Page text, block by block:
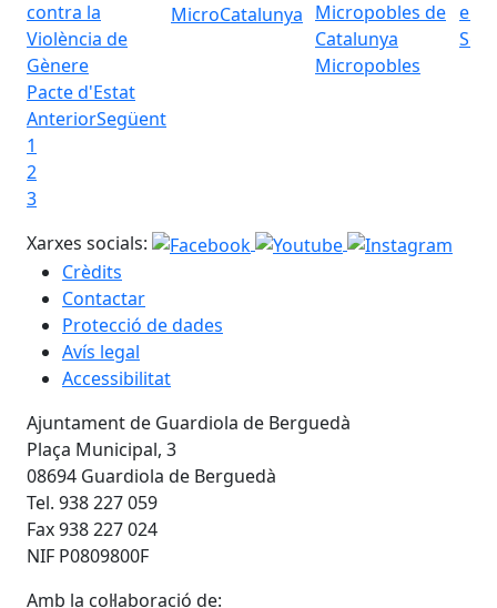
Pacte d'Estat
MicroCatalunya
Micropobles
Seu
AnteriorSegüent
1
2
3
Xarxes socials:
Crèdits
Contactar
Protecció de dades
Avís legal
Accessibilitat
Ajuntament de Guardiola de Berguedà
Plaça Municipal, 3
08694 Guardiola de Berguedà
Tel. 938 227 059
Fax 938 227 024
NIF P0809800F
Amb la col·laboració de: